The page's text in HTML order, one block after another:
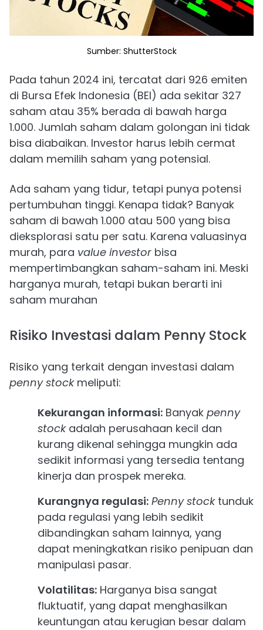
Sumber: ShutterStock
Pada tahun 2024 ini, tercatat dari 926 emiten
di Bursa Efek Indonesia (BEI) ada sekitar 327
saham atau 35% berada di bawah harga
1.000. Jumlah saham dalam golongan ini tidak
bisa diabaikan. Investor harus lebih cermat
dalam memilih saham yang potensial.
Ada saham yang tidur, tetapi punya potensi
pertumbuhan tinggi. Kenapa tidak? Banyak
saham di bawah 1.000 atau 500 yang bisa
dieksplorasi satu per satu. Karena valuasinya
murah, para value investor bisa
mempertimbangkan saham-saham ini. Meski
harganya murah, tetapi bukan berarti ini
saham murahan
Risiko Investasi dalam Penny Stock
Risiko yang terkait dengan investasi dalam
penny stockmeliputi:
Kekurangan informasi: Banyak penny
stockadalah perusahaan kecil dan
kurang dikenal sehingga mungkin ada
sedikit informasi yang tersedia tentang
kinerja dan prospek mereka.
Kurangnya regulasi: Penny stocktunduk
pada regulasi yang lebih sedikit
dibandingkan saham lainnya, yang
dapat meningkatkan risiko penipuan dan
manipulasi pasar.
Volatilitas: Harganya bisa sangat
fluktuatif, yang dapat menghasilkan
keuntungan atau kerugian besar dalam